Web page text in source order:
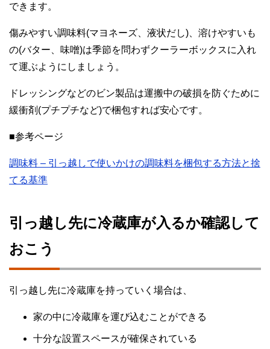
できます。
傷みやすい調味料(マヨネーズ、液状だし)、溶けやすいも
の(バター、味噌)は季節を問わずクーラーボックスに入れ
て運ぶようにしましょう。
ドレッシングなどのビン製品は運搬中の破損を防ぐために
緩衝剤(プチプチなど)で梱包すれば安心です。
■参考ページ
調味料 – 引っ越しで使いかけの調味料を梱包する方法と捨
てる基準
引っ越し先に冷蔵庫が入るか確認して
おこう
引っ越し先に冷蔵庫を持っていく場合は、
家の中に冷蔵庫を運び込むことができる
十分な設置スペースが確保されている